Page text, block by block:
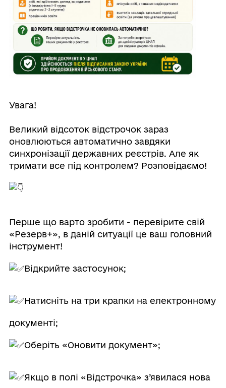
Увага!
Великий відсоток відстрочок зараз
оновлюються автоматично завдяки
синхронізації державних реєстрів. Але як
тримати все під контролем? Розповідаємо!
Перше що варто зробити - перевірите свій
«Резерв+», в даній ситуації це ваш головний
інструмент!
Відкрийте застосунок;
Натисніть на три крапки на електронному
документі;
Оберіть «Оновити документ»;
Якщо в полі «Відстрочка» з’явилася нова